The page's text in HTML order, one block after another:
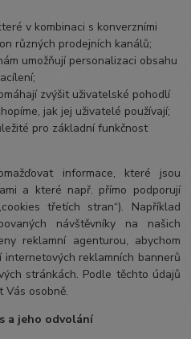
v kombinaci s konverzními
různých prodejních kanálů;
umožňují personalizaci obsahu
zvýšit uživatelské pohodlí
jak jej uživatelé používají;
pro základní funkčnost
informace, které jsou
a které např. přímo podporují
třetích stran“). Například
návštěvníky na našich
reklamní agenturou, abychom
reklamních bannerů
stránkách. Podle těchto údajů
osobně.
a jeho odvolání